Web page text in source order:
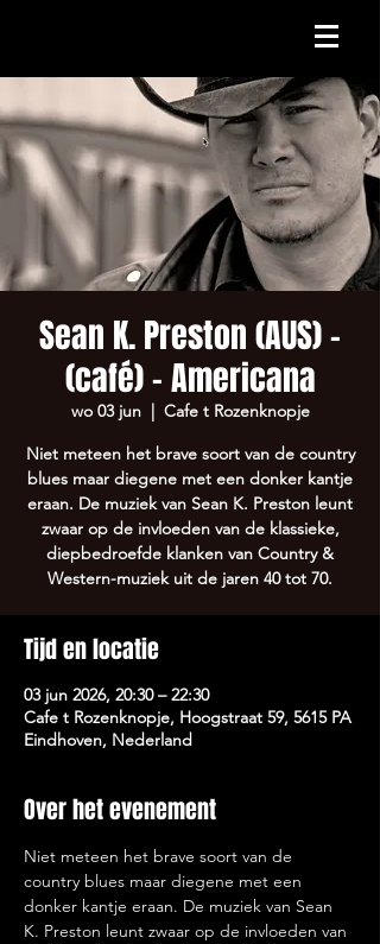
Sean K. Preston (AUS) -
(café) - Americana
wo 03 jun
  |
Cafe t Rozenknopje
Niet meteen het brave soort van de country
blues maar diegene met een donker kantje
eraan. De muziek van Sean K. Preston leunt
zwaar op de invloeden van de klassieke,
diepbedroefde klanken van Country &
Western-muziek uit de jaren 40 tot 70.
Tijd en locatie
03 jun 2026, 20:30 – 22:30
Cafe t Rozenknopje, Hoogstraat 59, 5615 PA
Eindhoven, Nederland
Over het evenement
Niet meteen het brave soort van de
country blues maar diegene met een
donker kantje eraan. De muziek van Sean
K. Preston leunt zwaar op de invloeden van